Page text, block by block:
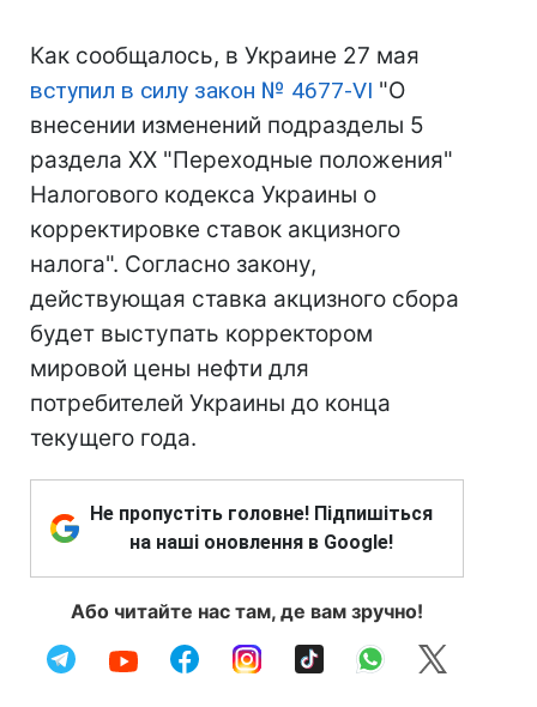
Как сообщалось, в Украине 27 мая
вступил в силу закон № 4677-VI "О
внесении изменений подразделы 5
раздела ХХ "Переходные положения"
Налогового кодекса Украины о
корректировке ставок акцизного
налога". Согласно закону,
действующая ставка акцизного сбора
будет выступать корректором
мировой цены нефти для
потребителей Украины до конца
текущего года.
Не пропустіть головне! Підпишіться
на наші оновлення в Google!
Або читайте нас там, де вам зручно!